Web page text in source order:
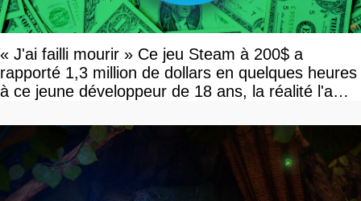
« J'ai failli mourir » Ce jeu Steam à 200$ a
rapporté 1,3 million de dollars en quelques heures
à ce jeune développeur de 18 ans, la réalité l'a